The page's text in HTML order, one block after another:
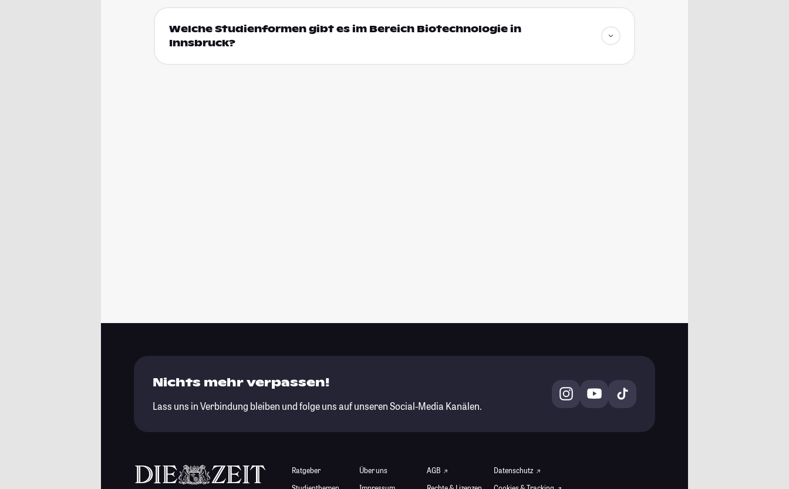
Welche Studienformen gibt es im Bereich Biotechnologie in
Innsbruck?
Nichts mehr verpassen!
Lass uns in Verbindung bleiben und folge uns auf unseren Social-Media Kanälen.
Ratgeber
Über uns
AGB
Datenschutz